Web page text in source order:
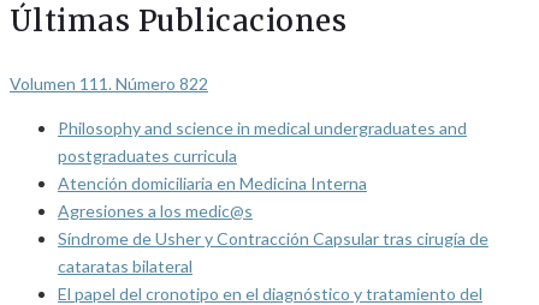
Últimas Publicaciones
Volumen 111. Número 822
Philosophy and science in medical undergraduates and
postgraduates curricula
Atención domiciliaria en Medicina Interna
Agresiones a los medic@s
Síndrome de Usher y Contracción Capsular tras cirugía de
cataratas bilateral
El papel del cronotipo en el diagnóstico y tratamiento del